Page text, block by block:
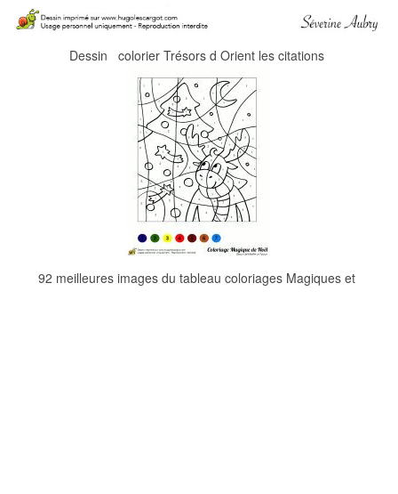
Dessin colorier Trésors d Orient les citations
92 meilleures images du tableau coloriages Magiques et